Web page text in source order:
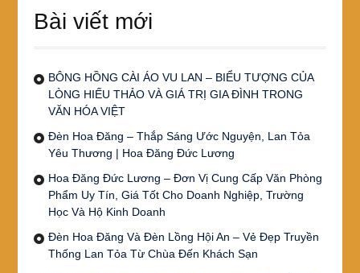
Bài viết mới
BÔNG HỒNG CÀI ÁO VU LAN – BIỂU TƯỢNG CỦA
LÒNG HIẾU THẢO VÀ GIÁ TRỊ GIA ĐÌNH TRONG
VĂN HÓA VIỆT
Đèn Hoa Đăng – Thắp Sáng Ước Nguyện, Lan Tỏa
Yêu Thương | Hoa Đăng Đức Lương
Hoa Đăng Đức Lương – Đơn Vị Cung Cấp Văn Phòng
Phẩm Uy Tín, Giá Tốt Cho Doanh Nghiệp, Trường
Học Và Hộ Kinh Doanh
Đèn Hoa Đăng Và Đèn Lồng Hội An – Vẻ Đẹp Truyền
Thống Lan Tỏa Từ Chùa Đến Khách Sạn